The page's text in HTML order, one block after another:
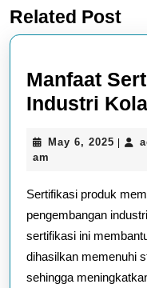
post:
Related Post
Manfaat
Industri
May 6, 2025 May
|
am
Sertifikasi produk
pengembangan
sertifikasi ini
dihasilkan memenuhi
sehingga